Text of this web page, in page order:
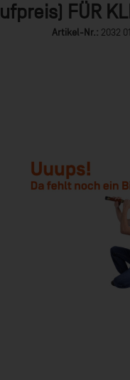
FÜR
Artikel-Nr.: 2032